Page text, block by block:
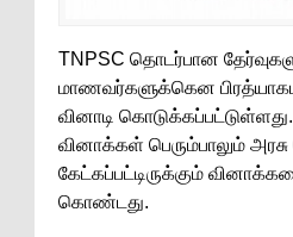
TNPSC தொடர்பான
மாணவர்களுக்கென
வினாடி
வினாக்கள் பெரும்பாலும் அரசு
கேட்கப்பட்டிருக்கும்
கொண்டது.